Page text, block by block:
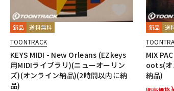
新品 送料無料
TOONTRACK
KEYS MIDI - New Orleans (EZkeys
用MIDIライブラリ)(ニューオーリン
ズ)(オンライン納品)(2時間以内に納
品)
新品 送
MIX
oots(オ
納品)